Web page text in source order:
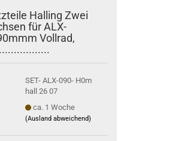
Halling Zwei
für ALX-
Vollrad,
SET- ALX-090- H0m
hall 26 07
ca. 1 Woche
(Ausland abweichend)